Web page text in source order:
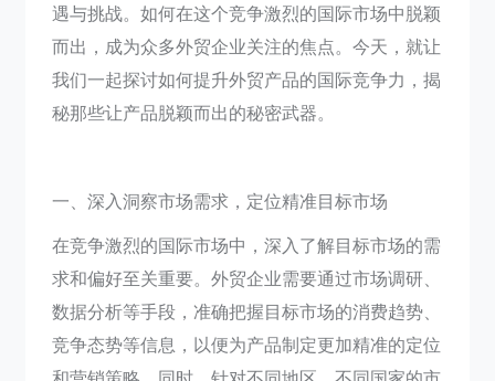
遇与挑战。如何在这个竞争激烈的国际市场中脱颖
而出，成为众多外贸企业关注的焦点。今天，就让
我们一起探讨如何提升外贸产品的国际竞争力，揭
秘那些让产品脱颖而出的秘密武器。
一、深入洞察市场需求，定位精准目标市场
在竞争激烈的国际市场中，深入了解目标市场的需
求和偏好至关重要。外贸企业需要通过市场调研、
数据分析等手段，准确把握目标市场的消费趋势、
竞争态势等信息，以便为产品制定更加精准的定位